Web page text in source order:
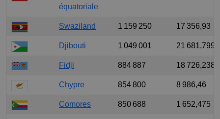
équatoriale
Swaziland 1 159 250 17 356,93
Djibouti 1 049 001 21 681,799
Fidji 884 887 18 726,238
Chypre 854 800 8 986,46
Comores 850 688 1 652,475